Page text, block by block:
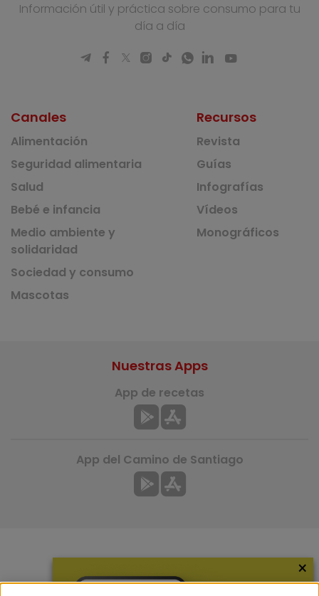
Información útil y práctica sobre consumo para tu
día a día
Canales
Alimentación
Seguridad alimentaria
Salud
Bebé e infancia
Medio ambiente y
solidaridad
Sociedad y consumo
Mascotas
Recursos
Revista
Guías
Infografías
Vídeos
Monográficos
Nuestras Apps
App de recetas
App del Camino de Santiago
×